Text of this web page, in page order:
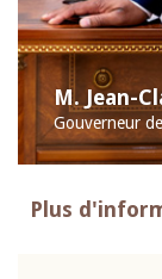
M. Jean-
Gouverneur
Plus